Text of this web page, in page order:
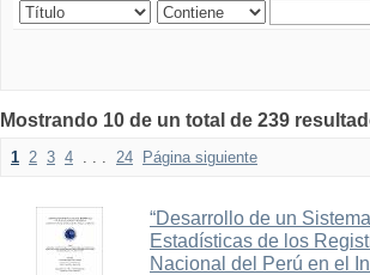
Mostrando 10 de un total de 239
1 2 3 4 . . . 24 Página siguiente
“Desarrollo de un
Estadísticas de los
Nacional del Perú en el